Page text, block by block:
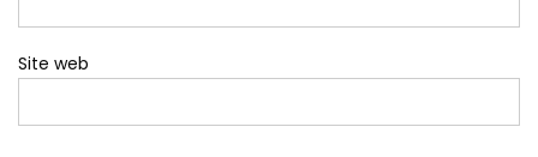
Site web